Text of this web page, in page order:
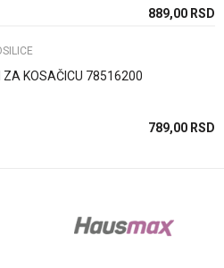
889,00 RSD
ZA KOSAČICU 78516200
789,00 RSD